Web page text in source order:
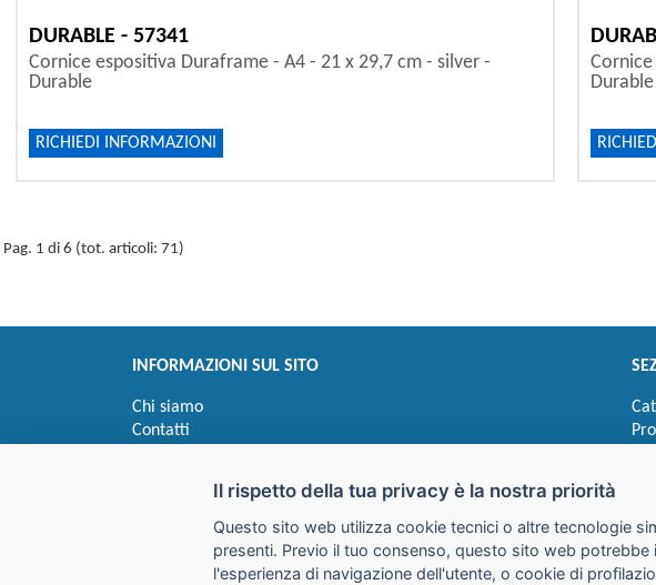
DURABLE - 57341
Cornice espositiva Duraframe - A4 - 21 x 29,7 cm - silver -
Durable
RICHIEDI INFORMAZIONI
Durable
Pag. 1 di 6 (tot. articoli: 71)
INFORMAZIONI SUL SITO
Chi siamo
Contatti
Impostazioni cookie
Il rispetto della tua privacy è la nostra priorità
Questo sito web utilizza cookie tecnici o altre tecnologie
presenti. Previo il tuo consenso, questo sito web
l'esperienza di navigazione dell'utente, o cookie di